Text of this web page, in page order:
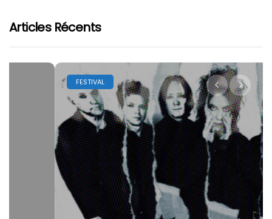
Articles Récents